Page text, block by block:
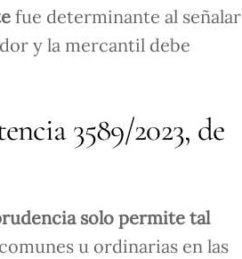
fue determinante al señalar
y la mercantil debe
3589/2023, de
solo permite tal
u ordinarias en las